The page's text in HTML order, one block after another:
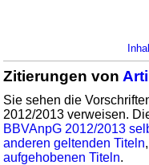
Zitierungen von
Sie sehen die
2012/2013 verweisen.
BBVAnpG 2012/2013
anderen geltenden Titeln
aufgehobenen Titeln.